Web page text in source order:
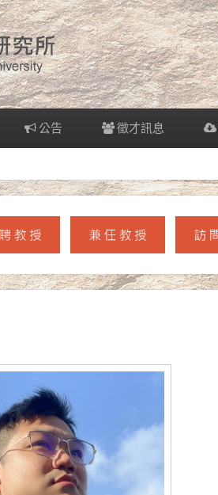
公告 徵才訊息